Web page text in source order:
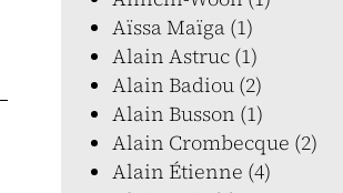
Aïssa Maïga (1)
Alain Astruc (1)
Alain Badiou (2)
Alain Busson (1)
Alain Crombecque (2)
Alain Étienne (4)